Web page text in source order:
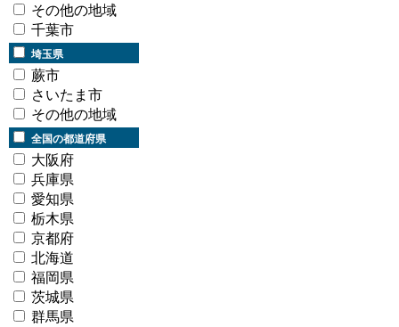
その他の地域
千葉市
埼玉県
蕨市
さいたま市
その他の地域
全国の都道府県
大阪府
兵庫県
愛知県
栃木県
京都府
北海道
福岡県
茨城県
群馬県